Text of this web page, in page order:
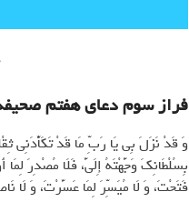
فراز سوم دعای هفتم
وَ قَدْ نَزَلَ بِي يَا رَبِّ مَا قَدْ تَكَأَّدَنِي
بِسُلْطَانِكَ وَجَّهْتَهُ إِلَيَّ، فَلَا مُصْدِرَ لِمَا
فَتَحْتَ، وَ لَا مُيَسِّرَ لِمَا عَسَّرْتَ، وَ لَا